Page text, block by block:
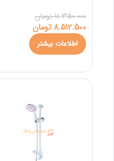
11.350.000 تومان
8.512.500 تومان
اطلاعات بیشتر